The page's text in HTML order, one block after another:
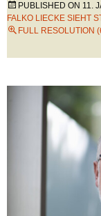
PUBLISHED ON 11.
FALKO LIECKE SIEHT
FULL RESOLUTION